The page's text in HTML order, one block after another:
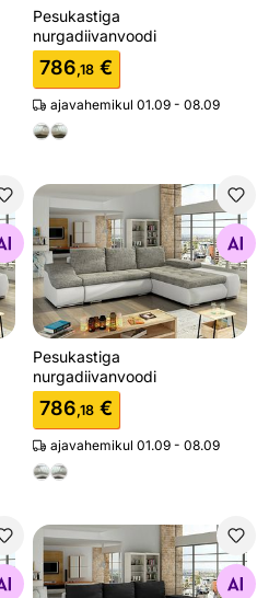
Pesukastiga
nurgadiivanvoodi
786,18 €
ajavahemikul 01.09 - 08.09
Pesukastiga
Otsi sarnaseid
Pesukastiga
nurgadiivanvoodi
786,18 €
ajavahemikul 01.09 - 08.09
Pesukastiga
Otsi sarnaseid